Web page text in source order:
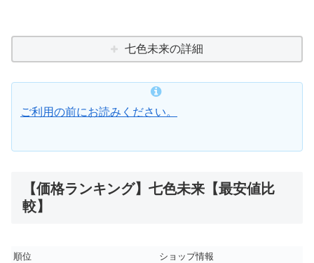
七色未来の詳細
ご利用の前にお読みください。
【価格ランキング】七色未来【最安値比
較】
順位 ショップ情報